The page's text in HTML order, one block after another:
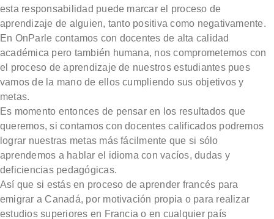
esta responsabilidad puede marcar el proceso de
aprendizaje de alguien, tanto positiva como negativamente.
En OnParle contamos con docentes de alta calidad
académica pero también humana, nos comprometemos con
el proceso de aprendizaje de nuestros estudiantes pues
vamos de la mano de ellos cumpliendo sus objetivos y
metas.
Es momento entonces de pensar en los resultados que
queremos, si contamos con docentes calificados podremos
lograr nuestras metas más fácilmente que si sólo
aprendemos a hablar el idioma con vacíos, dudas y
deficiencias pedagógicas.
Así que si estás en proceso de aprender francés para
emigrar a Canadá, por motivación propia o para realizar
estudios superiores en Francia o en cualquier país